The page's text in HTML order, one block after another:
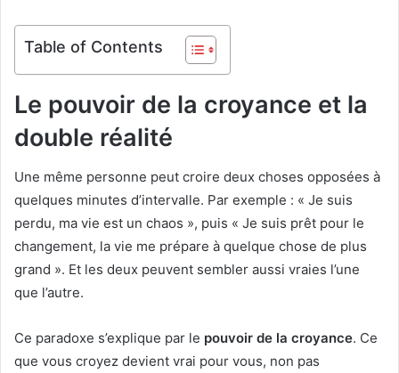
Table of Contents
Le pouvoir de la croyance et la
double réalité
Une même personne peut croire deux choses opposées à
quelques minutes d’intervalle. Par exemple : « Je suis
perdu, ma vie est un chaos », puis « Je suis prêt pour le
changement, la vie me prépare à quelque chose de plus
grand ». Et les deux peuvent sembler aussi vraies l’une
que l’autre.
Ce paradoxe s’explique par le pouvoir de la croyance. Ce
que vous croyez devient vrai pour vous, non pas